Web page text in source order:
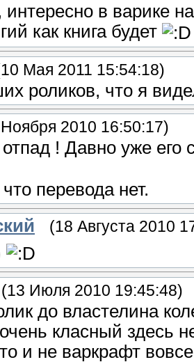
интересно в варике
как книга будет
Мая 2011 15:54:18)
роликов, что я
2010 16:50:17)
отпад ! Давно уже
перевода нет.
(18 Августа 2010
(13 Июля 2010 19:45:48)
до властелина
класный здесь
и не варкрафт